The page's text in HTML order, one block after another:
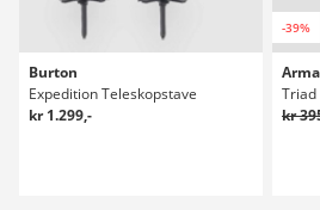
Burton
Expedition Teleskopstave
kr 1.299,-
-39%
Triad
kr